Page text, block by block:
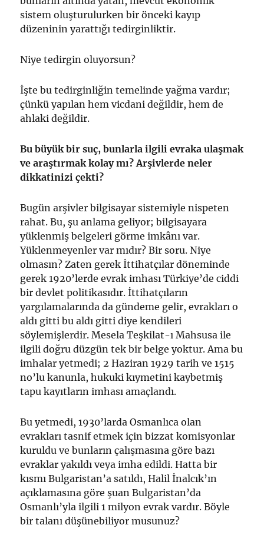
sistem oluşturulurken bir önceki kayıp
düzeninin yarattığı tedirginliktir.
Niye tedirgin oluyorsun?
İşte bu tedirginliğin temelinde yağma vardır;
çünkü yapılan hem vicdani değildir, hem de
ahlaki değildir.
Bu büyük bir suç, bunlarla ilgili evraka ulaşmak
ve araştırmak kolay mı? Arşivlerde neler
dikkatinizi çekti?
Bugün arşivler bilgisayar sistemiyle nispeten
rahat. Bu, şu anlama geliyor; bilgisayara
yüklenmiş belgeleri görme imkânı var.
Yüklenmeyenler var mıdır? Bir soru. Niye
olmasın? Zaten gerek İttihatçılar döneminde
gerek 1920’lerde evrak imhası Türkiye’de ciddi
bir devlet politikasıdır. İttihatçıların
yargılamalarında da gündeme gelir, evrakları o
aldı gitti bu aldı gitti diye kendileri
söylemişlerdir. Mesela Teşkilat-ı Mahsusa ile
ilgili doğru düzgün tek bir belge yoktur. Ama bu
imhalar yetmedi; 2 Haziran 1929 tarih ve 1515
no’lu kanunla, hukuki kıymetini kaybetmiş
tapu kayıtların imhası amaçlandı.
Bu yetmedi, 1930’larda Osmanlıca olan
evrakları tasnif etmek için bizzat komisyonlar
kuruldu ve bunların çalışmasına göre bazı
evraklar yakıldı veya imha edildi. Hatta bir
kısmı Bulgaristan’a satıldı, Halil İnalcık’ın
açıklamasına göre şuan Bulgaristan’da
Osmanlı’yla ilgili 1 milyon evrak vardır. Böyle
bir talanı düşünebiliyor musunuz?